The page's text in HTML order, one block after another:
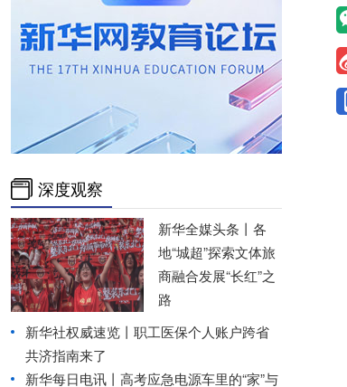
深度观察
新华全媒头条丨 各
地“城超”探索文体旅
商融合发展“长红”之
路
新华社权威速览丨职工医保个人账户跨省
共济指南来了
新华每日电讯丨 高考应急电源车里的“家”与